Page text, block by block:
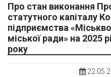
Про стан виконання
статутного капіталу
підприємства
міської ради» на 2025
року